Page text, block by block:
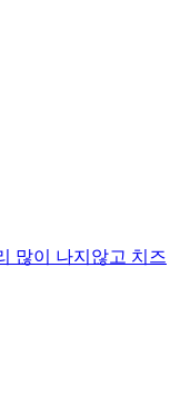
많이 나지않고 치즈